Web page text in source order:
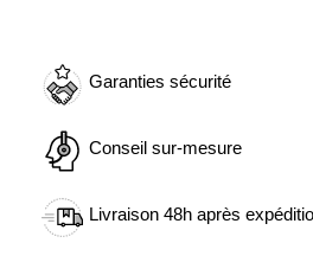
Garanties sécurité
Conseil sur-mesure
Livraison 48h après